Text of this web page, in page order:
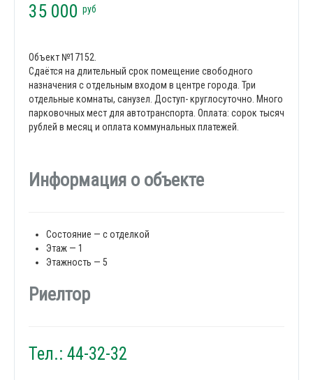
35 000 руб
Объект №17152.
Сдаётся на длительный срок помещение свободного
назначения с отдельным входом в центре города. Три
отдельные комнаты, санузел. Доступ- круглосуточно. Много
парковочных мест для автотранспорта. Оплата: сорок тысяч
рублей в месяц и оплата коммунальных платежей.
Информация о объекте
Состояние — с отделкой
Этаж — 1
Этажность — 5
Риелтор
Тел.: 44-32-32